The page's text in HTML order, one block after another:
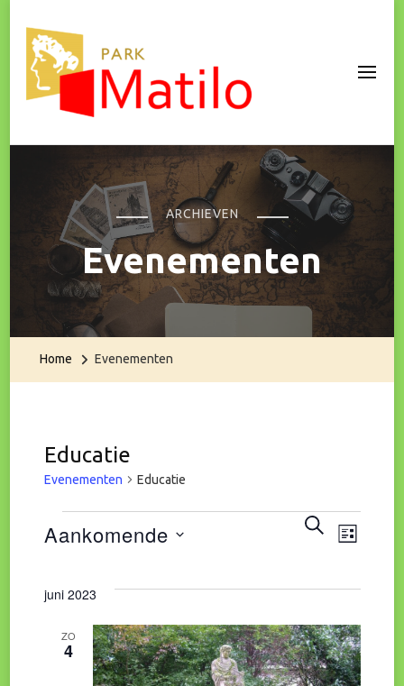
Park Matilo
ARCHIEVEN
Evenementen
Home Evenementen
Educatie
Evenementen Educatie
Evenementen
en
ZOEKEN
LIJST
Aankomende
een
juni 2023
ZO
4